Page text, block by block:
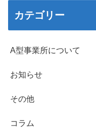
カテゴリー
A型事業所について
お知らせ
その他
コラム